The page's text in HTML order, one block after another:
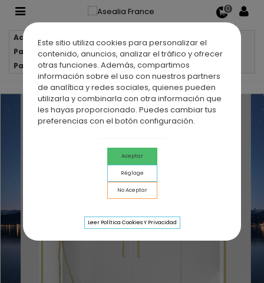
Este sitio utiliza cookies para personalizar el
contenido, anuncios, analizar el tráfico y ofrecer
otras funciones. Además, compartimos
información sobre el uso con nuestros partners
de analítica y redes sociales, quienes pueden
utilizarla y combinarla con otra información que
les hayas proporcionado. Puedes cambiar tus
preferencias con el botón configuración.
Aceptar
Réglage
No Aceptar
Leer Política Cookies Y Privacidad
0
Accueil
Parois de douche 2 verres fixes + 2 portes coulissantes
Paroi de douche 2 VF + 2 PC PAVÍA OR BROSSÉ